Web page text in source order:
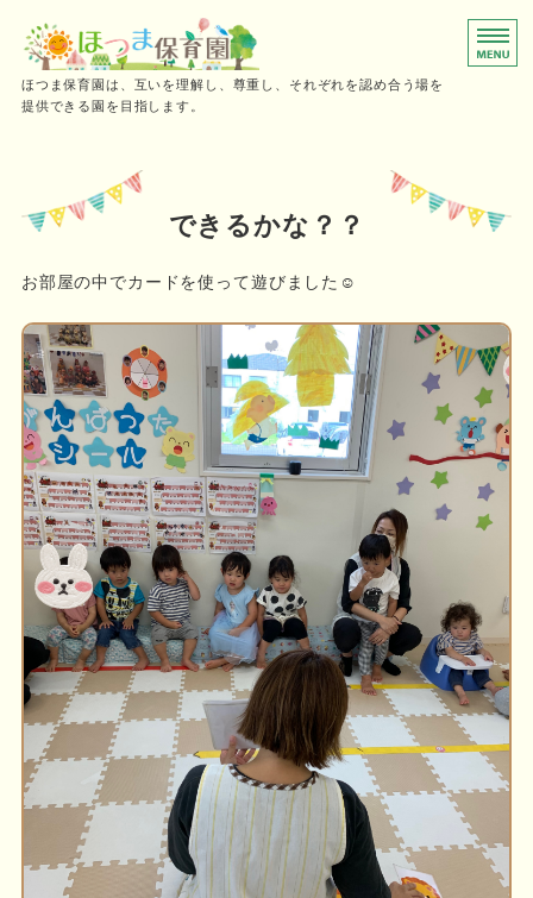
0～2歳児向けの小規模保育園
ほつま保育園は、互いを理解し、尊重し、それぞれを認め合う場を
提供できる園を目指します。
保育時間
お問い合わせ
できるかな？？
お部屋の中でカードを使って遊びました☺️